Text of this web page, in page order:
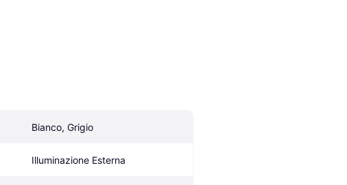
Bianco, Grigio
Illuminazione Esterna